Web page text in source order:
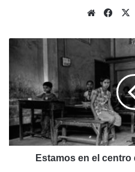
Sitio
Estamos
centro
de
nuestro
propio
mal
Estamos en el